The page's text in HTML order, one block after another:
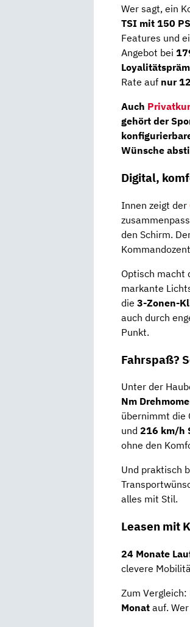
Wer sagt, ein
TSI mit 150 PS
Features und
Angebot bei
Rate auf nur
Auch
gehört der
Wünsche
Digital,
Innen zeigt der
den Schirm.
Optisch macht
markante
die 3-Zonen-
auch durch
Punkt.
Fahrspaß?
Unter der
Nm
übernimmt die
und 216 km/h
ohne den
Und praktisch
alles mit Stil.
Leasen mit
24 Monate
clevere
Zum
Monat auf.